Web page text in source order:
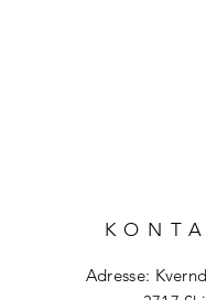
Adresse: